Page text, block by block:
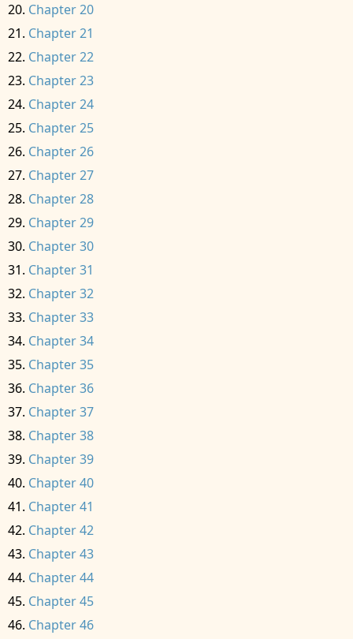
Chapter 20
Chapter 21
Chapter 22
Chapter 23
Chapter 24
Chapter 25
Chapter 26
Chapter 27
Chapter 28
Chapter 29
Chapter 30
Chapter 31
Chapter 32
Chapter 33
Chapter 34
Chapter 35
Chapter 36
Chapter 37
Chapter 38
Chapter 39
Chapter 40
Chapter 41
Chapter 42
Chapter 43
Chapter 44
Chapter 45
Chapter 46